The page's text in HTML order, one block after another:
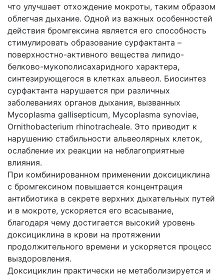
что улучшает отхождение мокроты, таким образом
облегчая дыхание. Одной из важных особенностей
действия бромгексина является его способность
стимулировать образование сурфактанта –
поверхностно-активного вещества липидо-
белково-мукополисахаридного характера,
синтезирующегося в клетках альвеол. Биосинтез
сурфактанта нарушается при различных
заболеваниях органов дыхания, вызванных
Mycoplasma gallisepticum, Mycoplasma synoviae,
Ornithobacterium rhinotracheale. Это приводит к
нарушению стабильности альвеолярных клеток,
ослабление их реакции на неблагоприятные
влияния.
При комбинированном применении доксициклина
с бромгексином повышается концентрация
антибиотика в секрете верхних дыхательных путей
и в мокроте, ускоряется его всасывание,
благодаря чему достигается высокий уровень
доксициклина в крови на протяжении
продолжительного времени и ускоряется процесс
выздоровления.
Доксициклин практически не метаболизируется и